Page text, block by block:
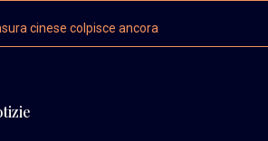
cinese colpisce ancora